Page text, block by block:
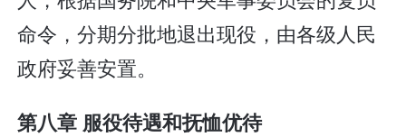
命令，分期分批地退出现役，由各级人民
政府妥善安置。
第八章 服役待遇和抚恤优待